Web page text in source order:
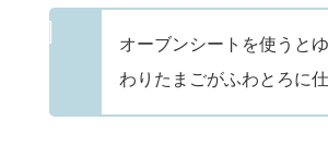
オーブンシートを使うと
わりたまごがふわとろに仕